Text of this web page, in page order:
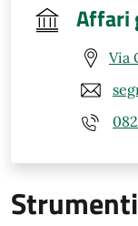
Affari
Via